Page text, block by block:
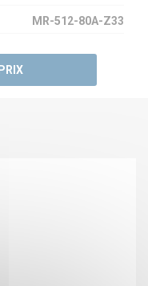
MR-512-80A-Z33